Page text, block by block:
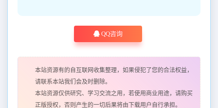
QQ咨询
本站资源有的自互联网收集整理，如果侵犯了您的合法权益，
请联系本站我们会及时删除。
本站资源仅供研究、学习交流之用，若使用商业用途，请购买
正版授权，否则产生的一切后果将由下载用户自行承担。